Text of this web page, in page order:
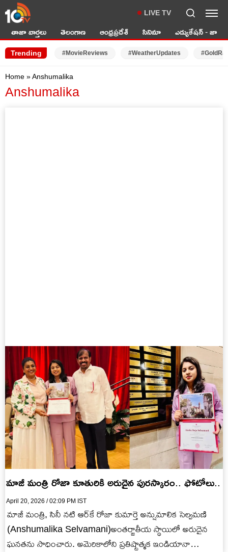
LIVE TV
తాజా వార్తలు తెలంగాణ ఆంధ్రప్రదేశ్ సినిమా ఎడ్యుకేషన్ - జాబ్స్
Trending #MovieReviews #WeatherUpdates
Home »Anshumalika
Anshumalika
మాజీ మంత్రి రోజా కూతురికి అరుదైన పురస్కారం.. ఫోటోలు..
April 20, 2026 / 02:09 PM IST
మాజీ మంత్రి, సినీ నటి ఆర్‌కే రోజా కుమార్తె అన్షుమాలిక సెల్వమణి
(Anshumalika Selvamani)అంతర్జాతీయ స్థాయిలో అరుదైన
ఘనతను సాధించారు. అమెరికాలోని ప్రతిష్టాత్మక ఇండియానా